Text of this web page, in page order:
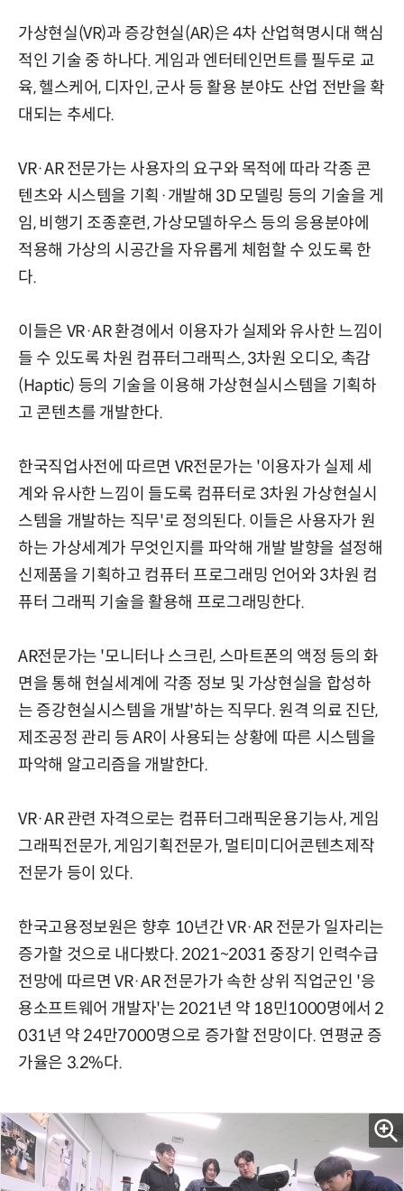
가상현실(VR)과 증강현실(AR)은 4차 산업혁명시대 핵심
적인 기술 중 하나다. 게임과 엔터테인먼트를 필두로 교
육, 헬스케어, 디자인, 군사 등 활용 분야도 산업 전반을 확
대되는 추세다.
VR·AR 전문가는 사용자의 요구와 목적에 따라 각종 콘
텐츠와 시스템을 기획·개발해 3D 모델링 등의 기술을 게
임, 비행기 조종훈련, 가상모델하우스 등의 응용분야에
적용해 가상의 시공간을 자유롭게 체험할 수 있도록 한
다.
이들은 VR·AR 환경에서 이용자가 실제와 유사한 느낌이
들 수 있도록 차원 컴퓨터그래픽스, 3차원 오디오, 촉감
(Haptic) 등의 기술을 이용해 가상현실시스템을 기획하
고 콘텐츠를 개발한다.
한국직업사전에 따르면 VR전문가는 '이용자가 실제 세
계와 유사한 느낌이 들도록 컴퓨터로 3차원 가상현실시
스템을 개발하는 직무'로 정의된다. 이들은 사용자가 원
하는 가상세계가 무엇인지를 파악해 개발 발향을 설정해
신제품을 기획하고 컴퓨터 프로그래밍 언어와 3차원 컴
퓨터 그래픽 기술을 활용해 프로그래밍한다.
AR전문가는 '모니터나 스크린, 스마트폰의 액정 등의 화
면을 통해 현실세계에 각종 정보 및 가상현실을 합성하
는 증강현실시스템을 개발'하는 직무다. 원격 의료 진단,
제조공정 관리 등 AR이 사용되는 상황에 따른 시스템을
파악해 알고리즘을 개발한다.
VR·AR 관련 자격으로는 컴퓨터그래픽운용기능사, 게임
그래픽전문가, 게임기획전문가, 멀티미디어콘텐츠제작
전문가 등이 있다.
한국고용정보원은 향후 10년간 VR·AR 전문가 일자리는
증가할 것으로 내다봤다. 2021~2031 중장기 인력수급
전망에 따르면 VR·AR 전문가가 속한 상위 직업군인 '응
용소프트웨어 개발자'는 2021년 약 18민1000명에서 2
031년 약 24만7000명으로 증가할 전망이다. 연평균 증
가율은 3.2%다.